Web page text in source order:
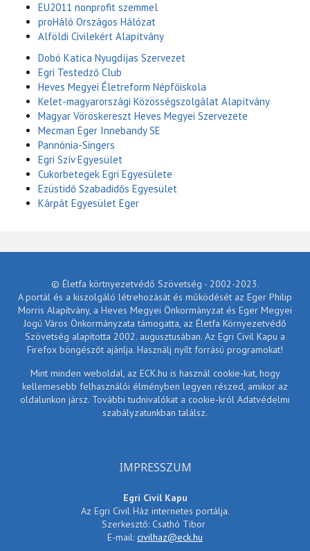
EU2011 nonprofit szemmel
proHáló Országos Hálózat
Alföldi Civilekért Alapítvány
Dobó Katica Nyugdíjas Szervezet
Egri Testedző Club
Heves Megyei Életreform Népfőiskola
Kelet-magyarországi Közösségszolgálat Alapítvány
Magyar Vöröskereszt Heves Megyei Szervezete
Mecman Eger Innebandy SE
Pannónia-Singers
Egri Szív Egyesület
Cukorbetegek Egri Egyesülete
Ezüstidő Szabadidős Egyesület
Kárpát Egyesület Eger
© Életfa körtnyezetvédő Szövetség - 2002-2023.
A portál és a kiszolgáló létrehozását és működését az Eger Philip
Morris Alapítvány, a Heves Megyei Önkormányzat és Eger Megyei
Jogú Város Önkormányzata támogatta, az Életfa Környezetvédő
Szövetség alapította 2002. augusztusában. Az Egri Civil Kapu a
Firefox böngészőt ajánlja. Használj nyílt forrású programokat!
Mint minden weboldal, az ECK.hu is használ cookie-kat, hogy
kellemesebb felhasználói élményben legyen részed, amikor az
oldalunkon jársz. További tudnivalókat a cookie-król Adatvédelmi
szabályzatunkban találsz.
IMPRESSZUM
Egri Civil Kapu
Az Egri Civil Ház internetes portálja.
Szerkesztő: Csathó Tibor
E-mail: civilhaz@eck.hu